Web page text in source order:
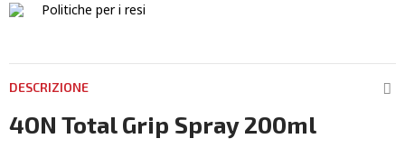
Politiche per i resi
DESCRIZIONE
4ON Total Grip Spray 200ml